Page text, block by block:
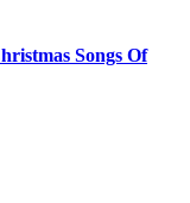
Songs Of